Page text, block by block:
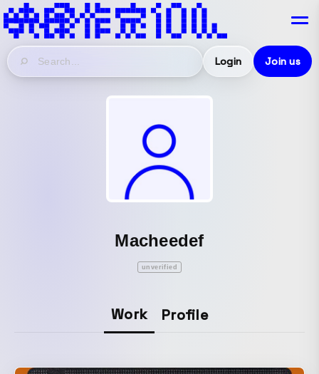
Login Join us
Macheedef
unverified
Work Profile